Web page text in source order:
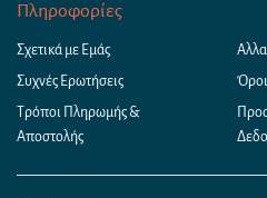
Πληροφορίες
Σχετικά με Εμάς
Συχνές Ερωτήσεις
Τρόποι Πληρωμής &
Αποστολής